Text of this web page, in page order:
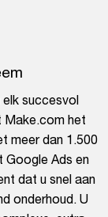
succesvol
Make.com het
meer dan 1.500
Ads en
dat u snel aan
onderhoud. U